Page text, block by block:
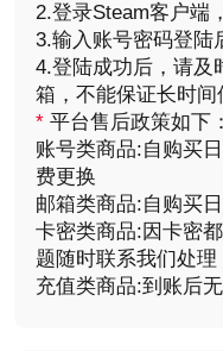
2.登录Steam客户端
3.输入账号密码登陆
4.登陆成功后，请及
箱，不能保证长时间
*平台售后政策如下：
账号类商品:自购买
费更换
邮箱类商品:自购买
卡密类商品:因卡密
题随时联系我们处理
充值类商品:到账后